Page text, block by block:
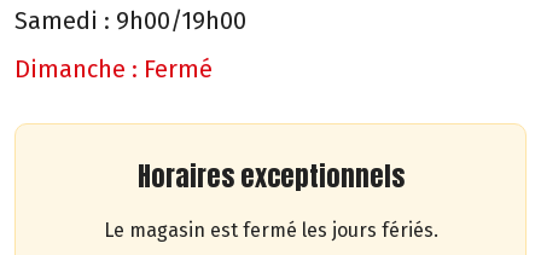
Samedi : 9h00/19h00
Dimanche : Fermé
Horaires exceptionnels
Le magasin est fermé les jours fériés.